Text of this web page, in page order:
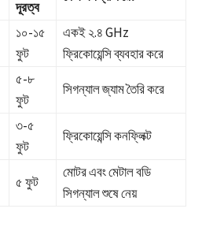
দূরত্ব
১০-১৫
ফুট
একই ২.৪ GHz
ফ্রিকোয়েন্সি ব্যবহার করে
৫-৮
ফুট
সিগন্যাল জ্যাম তৈরি করে
৩-৫
ফুট
ফ্রিকোয়েন্সি কনফ্লিক্ট
৫ ফুট
মোটর এবং মেটাল বডি
সিগন্যাল শুষে নেয়